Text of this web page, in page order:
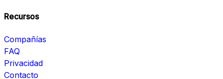
Recursos
Compañías
FAQ
Privacidad
Contacto